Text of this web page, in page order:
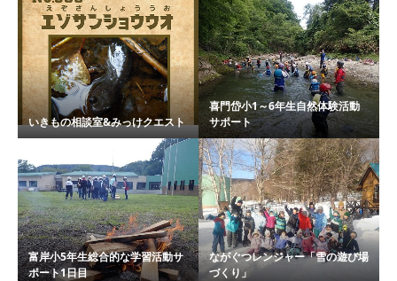
いきもの相談室&みっけクエスト
喜門岱小1～6年生自然体験活動
サポート
富岸小5年生総合的な学習活動サ
ポート1日目
ながぐつレンジャー「雪の遊び場
づくり」